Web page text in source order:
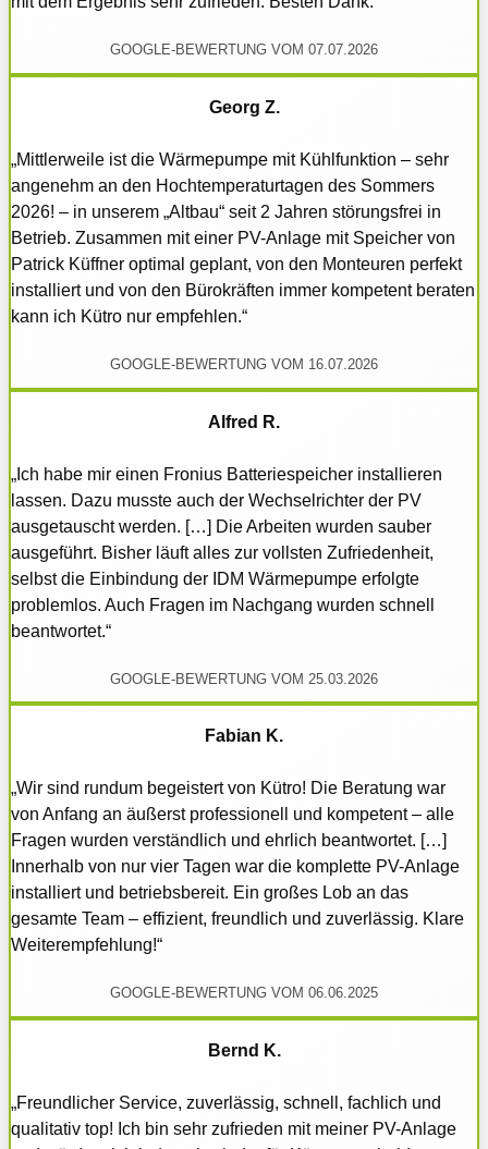
GOOGLE-BEWERTUNG VOM 07.07.2026
Georg Z.
„Mittlerweile ist die Wärmepumpe mit Kühlfunktion – sehr
angenehm an den Hochtemperaturtagen des Sommers
2026! – in unserem „Altbau“ seit 2 Jahren störungsfrei in
Betrieb. Zusammen mit einer PV-Anlage mit Speicher von
Patrick Küffner optimal geplant, von den Monteuren perfekt
installiert und von den Bürokräften immer kompetent beraten
kann ich Kütro nur empfehlen.“
GOOGLE-BEWERTUNG VOM 16.07.2026
Alfred R.
„Ich habe mir einen Fronius Batteriespeicher installieren
lassen. Dazu musste auch der Wechselrichter der PV
ausgetauscht werden. […] Die Arbeiten wurden sauber
ausgeführt. Bisher läuft alles zur vollsten Zufriedenheit,
selbst die Einbindung der IDM Wärmepumpe erfolgte
problemlos. Auch Fragen im Nachgang wurden schnell
beantwortet.“
GOOGLE-BEWERTUNG VOM 25.03.2026
Fabian K.
„Wir sind rundum begeistert von Kütro! Die Beratung war
von Anfang an äußerst professionell und kompetent – alle
Fragen wurden verständlich und ehrlich beantwortet. […]
Innerhalb von nur vier Tagen war die komplette PV-Anlage
installiert und betriebsbereit. Ein großes Lob an das
gesamte Team – effizient, freundlich und zuverlässig. Klare
Weiterempfehlung!“
GOOGLE-BEWERTUNG VOM 06.06.2025
Bernd K.
„Freundlicher Service, zuverlässig, schnell, fachlich und
qualitativ top! Ich bin sehr zufrieden mit meiner PV-Anlage